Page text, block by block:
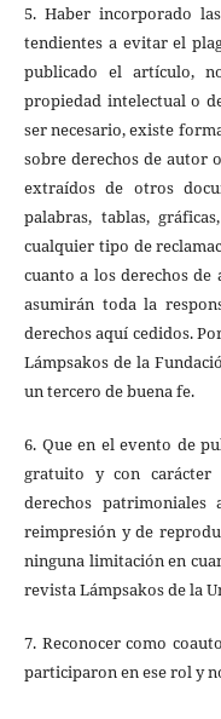
5. Haber incorporado
tendientes a evitar el
publicado el artículo,
propiedad intelectual o
ser necesario, existe
sobre derechos de autor
extraídos de otros
palabras, tablas,
cualquier tipo de
cuanto a los derechos
asumirán toda la
derechos aquí cedidos.
Lámpsakos de la
un tercero de buena fe.
6. Que en el evento de
gratuito y con
derechos
reimpresión y de
ninguna limitación en
revista Lámpsakos de la
7. Reconocer como
participaron en ese rol y